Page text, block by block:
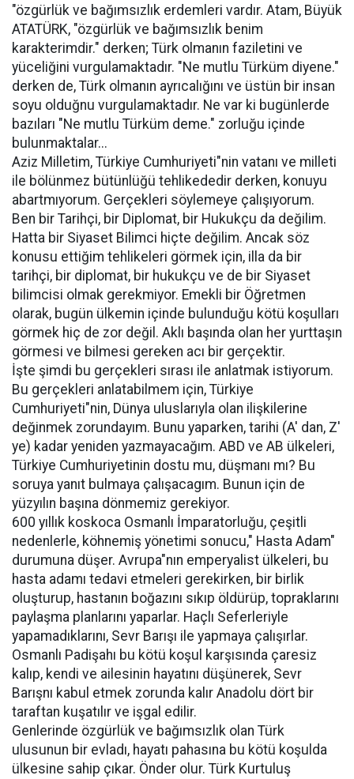
"özgürlük ve bağımsızlık erdemleri vardır. Atam, Büyük
ATATÜRK, "özgürlük ve bağımsızlık benim
karakterimdir." derken; Türk olmanın faziletini ve
yüceliğini vurgulamaktadır. "Ne mutlu Türküm diyene."
derken de, Türk olmanın ayrıcalığını ve üstün bir insan
soyu olduğnu vurgulamaktadır. Ne var ki bugünlerde
bazıları "Ne mutlu Türküm deme." zorluğu içinde
bulunmaktalar...
Aziz Milletim, Türkiye Cumhuriyeti"nin vatanı ve milleti
ile bölünmez bütünlüğü tehlikededir derken, konuyu
abartmıyorum. Gerçekleri söylemeye çalışıyorum.
Ben bir Tarihçi, bir Diplomat, bir Hukukçu da değilim.
Hatta bir Siyaset Bilimci hiçte değilim. Ancak söz
konusu ettiğim tehlikeleri görmek için, illa da bir
tarihçi, bir diplomat, bir hukukçu ve de bir Siyaset
bilimcisi olmak gerekmiyor. Emekli bir Öğretmen
olarak, bugün ülkemin içinde bulunduğu kötü koşulları
görmek hiç de zor değil. Aklı başında olan her yurttaşın
görmesi ve bilmesi gereken acı bir gerçektir.
İşte şimdi bu gerçekleri sırası ile anlatmak istiyorum.
Bu gerçekleri anlatabilmem için, Türkiye
Cumhuriyeti"nin, Dünya uluslarıyla olan ilişkilerine
değinmek zorundayım. Bunu yaparken, tarihi (A' dan, Z'
ye) kadar yeniden yazmayacağım. ABD ve AB ülkeleri,
Türkiye Cumhuriyetinin dostu mu, düşmanı mı? Bu
soruya yanıt bulmaya çalışacagım. Bunun için de
yüzyılın başına dönmemiz gerekiyor.
600 yıllık koskoca Osmanlı İmparatorluğu, çeşitli
nedenlerle, köhnemiş yönetimi sonucu," Hasta Adam"
durumuna düşer. Avrupa"nın emperyalist ülkeleri, bu
hasta adamı tedavi etmeleri gerekirken, bir birlik
oluşturup, hastanın boğazını sıkıp öldürüp, topraklarını
paylaşma planlarını yaparlar. Haçlı Seferleriyle
yapamadıklarını, Sevr Barışı ile yapmaya çalışırlar.
Osmanlı Padişahı bu kötü koşul karşısında çaresiz
kalıp, kendi ve ailesinin hayatını düşünerek, Sevr
Barışnı kabul etmek zorunda kalır Anadolu dört bir
taraftan kuşatılır ve işgal edilir.
Genlerinde özgürlük ve bağımsızlık olan Türk
ulusunun bir evladı, hayatı pahasına bu kötü koşulda
ülkesine sahip çıkar. Önder olur. Türk Kurtuluş